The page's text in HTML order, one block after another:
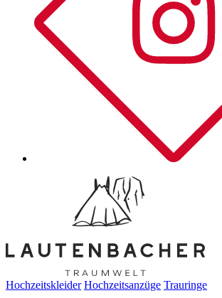
Hochzeitskleider Hochzeitsanzüge Trauringe